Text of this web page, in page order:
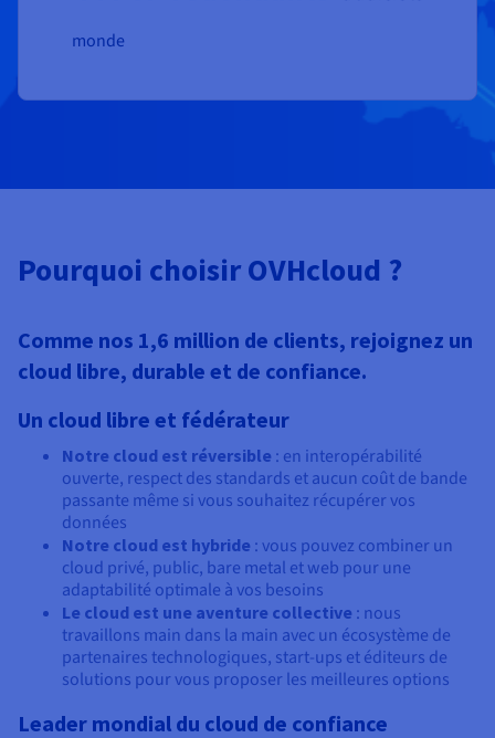
monde
Pourquoi choisir OVHcloud ?
Comme nos 1,6 million de clients, rejoignez un
cloud libre, durable et de confiance.
Un cloud libre et fédérateur
Notre cloud est réversible : en interopérabilité
ouverte, respect des standards et aucun coût de bande
passante même si vous souhaitez récupérer vos
données
Notre cloud est hybride : vous pouvez combiner un
cloud privé, public, bare metal et web pour une
adaptabilité optimale à vos besoins
Le cloud est une aventure collective : nous
travaillons main dans la main avec un écosystème de
partenaires technologiques, start-ups et éditeurs de
solutions pour vous proposer les meilleures options
Leader mondial du cloud de confiance